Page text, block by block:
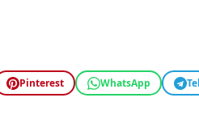
Pinterest WhatsApp